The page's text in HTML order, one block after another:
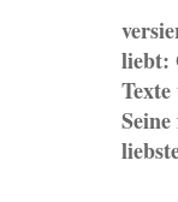
liebt: